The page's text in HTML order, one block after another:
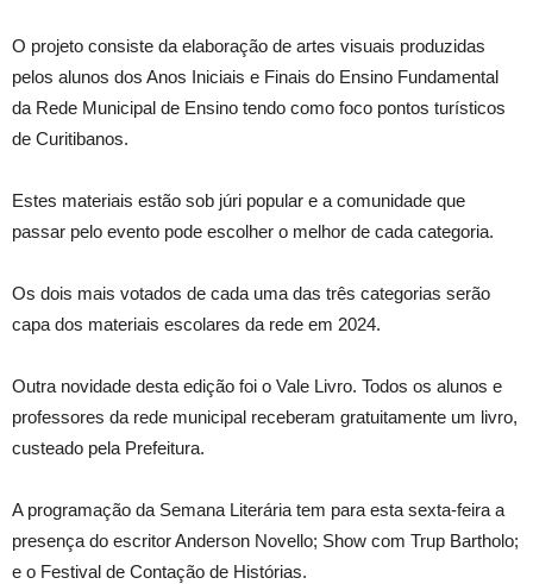
O projeto consiste da elaboração de artes visuais produzidas
pelos alunos dos Anos Iniciais e Finais do Ensino Fundamental
da Rede Municipal de Ensino tendo como foco pontos turísticos
de Curitibanos.
Estes materiais estão sob júri popular e a comunidade que
passar pelo evento pode escolher o melhor de cada categoria.
Os dois mais votados de cada uma das três categorias serão
capa dos materiais escolares da rede em 2024.
Outra novidade desta edição foi o Vale Livro. Todos os alunos e
professores da rede municipal receberam gratuitamente um livro,
custeado pela Prefeitura.
A programação da Semana Literária tem para esta sexta-feira a
presença do escritor Anderson Novello; Show com Trup Bartholo;
e o Festival de Contação de Histórias.